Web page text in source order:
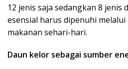
12 jenis saja sedangkan 8 jenis
esensial harus dipenuhi
makanan sehari-hari.
Daun kelor sebagai sumber